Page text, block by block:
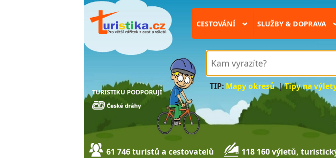
TURISTIKU PODPORUJÍ
CESTOVÁNÍ › SLUŽBY & DOPRAVA
TIP: Mapy okresů|Tipy na
61 746 turistů a cestovatelů 118 160 výletů,